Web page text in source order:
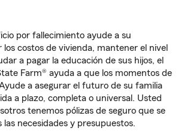
por fallecimiento ayude a su
los costos de vivienda, mantener el nivel
a pagar la educación de sus hijos, el
Farm® ayuda a que los momentos de
a asegurar el futuro de su familia
a plazo, completa o universal. Usted
tenemos pólizas de seguro que se
las necesidades y presupuestos.